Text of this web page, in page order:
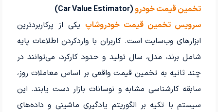
تخمین قیمت خودرو(Car Value Estimator)
سرویس تخمین قیمت خودروشاپ یکی از پرکاربردترین
ابزارهای وب‌سایت است. کاربران با واردکردن اطلاعات پایه
شامل برند، مدل، سال تولید و حدود کارکرد، می‌توانند در
چند ثانیه به تخمین قیمت واقعی بر اساس معاملات روز،
سابقه کارشناسی مشابه و نوسانات بازار دست یابند. این
سیستم با تکیه بر الگوریتم یادگیری ماشینی و داده‌های